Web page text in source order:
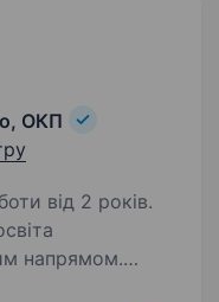
ОКП
від 2 років.
напрямом.